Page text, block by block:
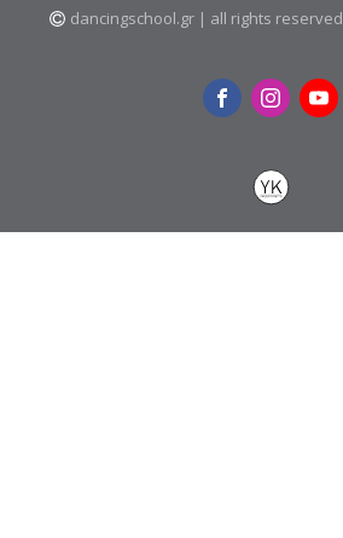
dancingschool.gr | all rights reserved